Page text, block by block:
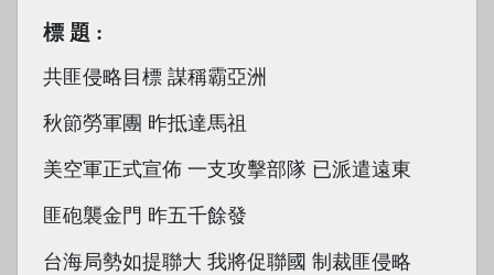
標題
共匪侵略目標 謀稱霸亞洲
秋節勞軍團 昨抵達馬祖
美空軍正式宣佈 一支攻擊部隊 已派遣遠東
匪砲襲金門 昨五千餘發
台海局勢如提聯大 我將促聯國 制裁匪侵略